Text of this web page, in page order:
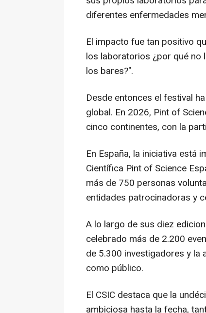
diferentes enfermedades
El impacto fue tan positivo
los laboratorios ¿por qué no
los bares?".
Desde entonces el festival
global. En 2026, Pint of
cinco continentes, con la
En España, la iniciativa está
Científica Pint of Science
más de 750 personas
entidades patrocinadoras y
A lo largo de sus diez
celebrado más de 2.200
de 5.300 investigadores y la
como público.
El CSIC destaca que la
ambiciosa hasta la fecha,